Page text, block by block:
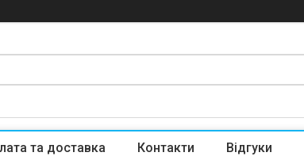
та доставка Контакти Відгуки